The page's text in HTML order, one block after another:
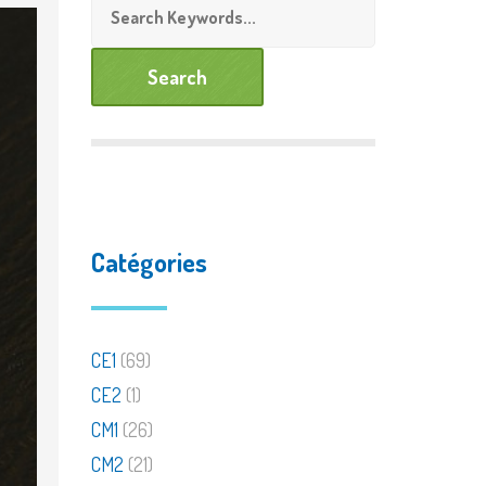
personnaliséeDocuments à télécharger
Catégories
CE1 (69)
CE2 (1)
CM1 (26)
CM2 (21)